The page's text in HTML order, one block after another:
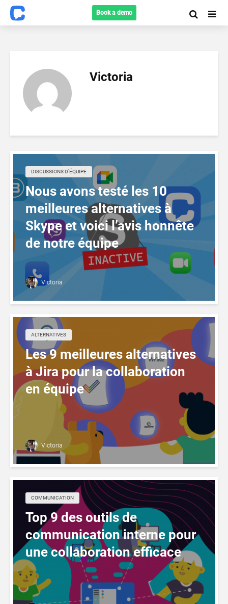
Book a demo
Victoria
DISCUSSIONS D'ÉQUIPE
Nous avons testé les 10
meilleures alternatives à
Skype et voici l’avis honnête
de notre équipe
Victoria
ALTERNATIVES
Les 9 meilleures alternatives
à Jira pour la collaboration
en équipe
Victoria
COMMUNICATION
Top 9 des outils de
communication interne pour
une collaboration efficace